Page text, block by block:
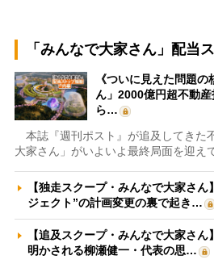
「みんなで大家さん」配当
《ついに見えた問題
ん」2000億円超不動
ら…
本誌『週刊ポスト』が追及してきた
大家さん」がいよいよ最終局面を迎え
【独走スクープ・みんなで大家さ
ジェクト”の計画変更の裏で起き…
【追及スクープ・みんなで大家さ
明かされる柳瀬健一・代表の思…